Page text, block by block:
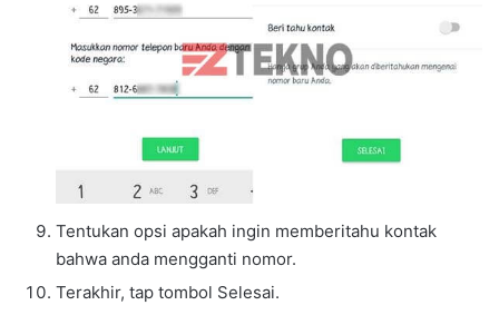
Tentukan opsi apakah ingin memberitahu kontak
bahwa anda mengganti nomor.
Terakhir, tap tombol Selesai.